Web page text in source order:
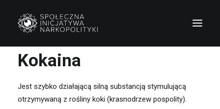
Kokaina
Jest szybko działającą silną substancją stymulującą
otrzymywaną z rośliny koki (krasnodrzew pospolity).